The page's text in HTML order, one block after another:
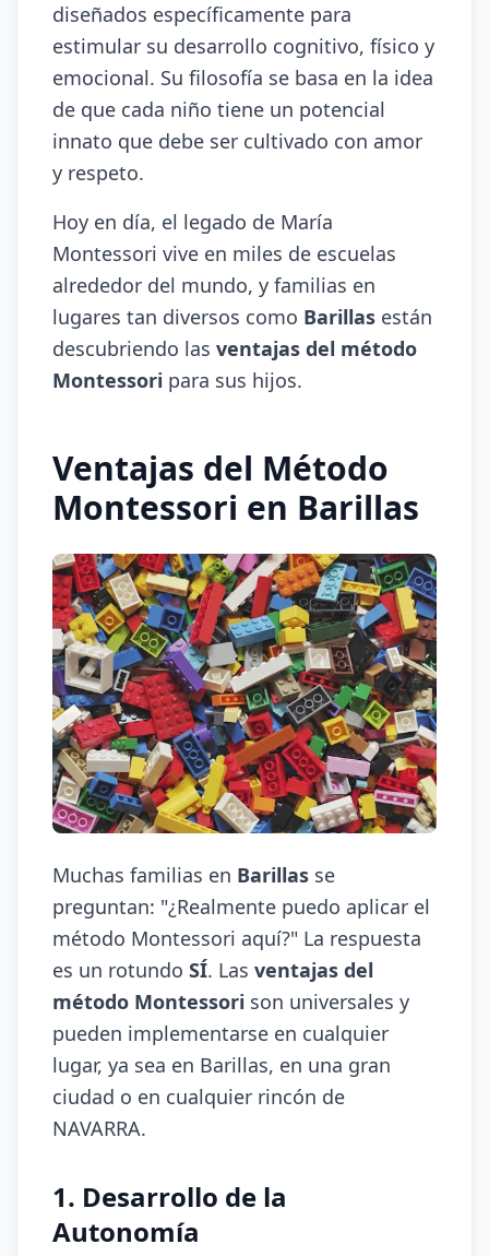
diseñados específicamente para
estimular su desarrollo cognitivo, físico y
emocional. Su filosofía se basa en la idea
de que cada niño tiene un potencial
innato que debe ser cultivado con amor
y respeto.
Hoy en día, el legado de María
Montessori vive en miles de escuelas
alrededor del mundo, y familias en
lugares tan diversos como Barillas están
descubriendo las ventajas del método
Montessori para sus hijos.
Ventajas del Método
Montessori en Barillas
Muchas familias en Barillas se
preguntan: "¿Realmente puedo aplicar el
método Montessori aquí?" La respuesta
es un rotundo SÍ. Las ventajas del
método Montessori son universales y
pueden implementarse en cualquier
lugar, ya sea en Barillas, en una gran
ciudad o en cualquier rincón de
NAVARRA.
1. Desarrollo de la
Autonomía